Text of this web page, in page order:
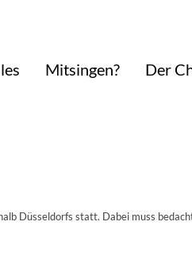
Mitsingen? Der
Düsseldorfs statt. Dabei muss